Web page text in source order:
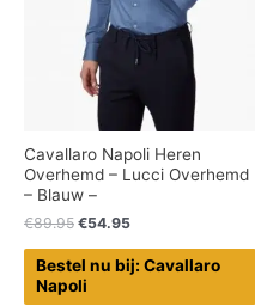
Cavallaro Napoli Heren
Overhemd – Lucci Overhemd
– Blauw –
€89.95 €54.95
Bestel nu bij: Cavallaro
Napoli